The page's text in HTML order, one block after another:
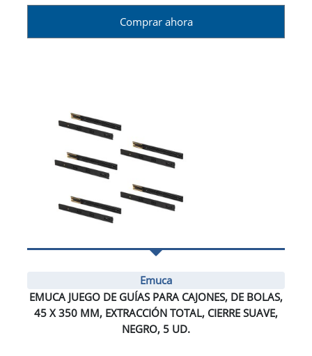
Comprar ahora
Emuca
EMUCA JUEGO DE GUÍAS PARA CAJONES, DE BOLAS,
45 X 350 MM, EXTRACCIÓN TOTAL, CIERRE SUAVE,
NEGRO, 5 UD.